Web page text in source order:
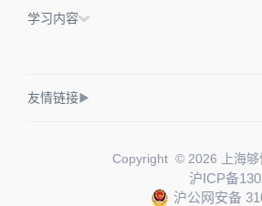
学习内容
友情链接▶
Copyright © 2026 上海够
沪ICP备
沪公网安备